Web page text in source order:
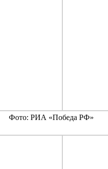
Фото: РИА «Победа РФ»